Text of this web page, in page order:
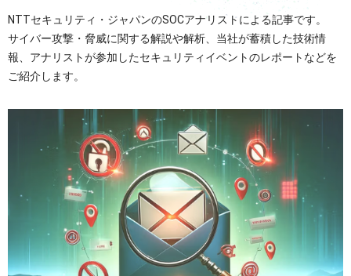
セキュリティ防御
セキュリティ監視・検知
セキュリティインシデント対応・調査
サプライチェーンセキュリティ
IoTプロダクトセキュリティ
課題から探す
ニュース
企業情報
カタログダウンロード
サイバーセキュリティレポート
セキュリティマガジン
NTTセキュリティ・ジャパンのSOCアナリストによる記事です。
サイバー攻撃・脅威に関する解説や解析、当社が蓄積した技術情
報、アナリストが参加したセキュリティイベントのレポートなどを
ご紹介します。